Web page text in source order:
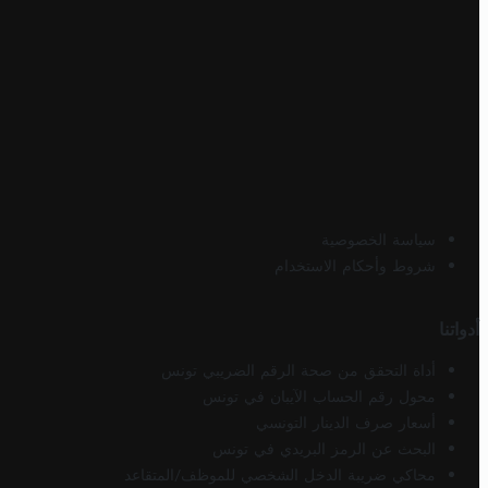
سياسة الخصوصية
شروط وأحكام الاستخدام
أدواتنا
أداة التحقق من صحة الرقم الضريبي تونس
محول رقم الحساب الآيبان في تونس
أسعار صرف الدينار التونسي
البحث عن الرمز البريدي في تونس
محاكي ضريبة الدخل الشخصي للموظف/المتقاعد